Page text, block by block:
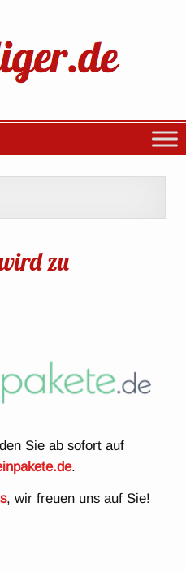
zu
Sie ab sofort auf
.
, wir freuen uns auf Sie!